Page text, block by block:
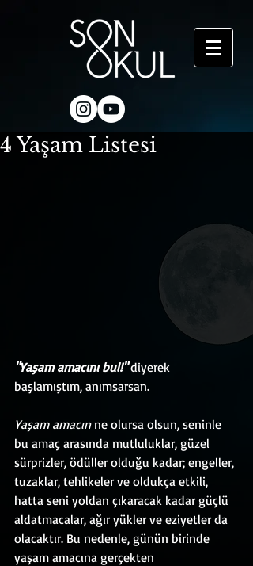
4 Yaşam Listesi
"Yaşam amacını bul!" diyerek
başlamıştım, anımsarsan.
Yaşam amacın ne olursa olsun, seninle
bu amaç arasında mutluluklar, güzel
sürprizler, ödüller olduğu kadar; engeller,
tuzaklar, tehlikeler ve oldukça etkili,
hatta seni yoldan çıkaracak kadar güçlü
aldatmacalar, ağır yükler ve eziyetler da
olacaktır. Bu nedenle, günün birinde
yaşam amacına gerçekten